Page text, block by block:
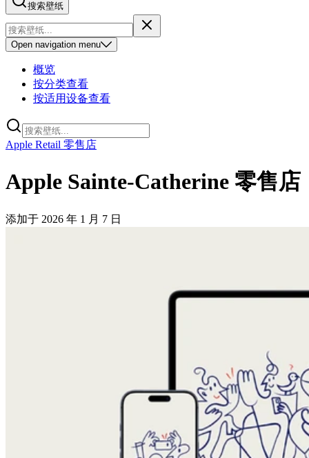
搜索壁纸
Open navigation menu
概览
按分类查看
按适用设备查看
Apple Retail 零售店
Apple Sainte-Catherine 零售店
添加于 2026 年 1 月 7 日